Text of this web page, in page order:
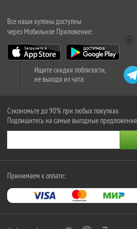
Все наши купоны доступны
через Мобильное Приложение:
Ищите скидки поблизости,
не выходя из чата:
Сэкономьте до 90% при любых покупках
Подпишитесь на самые выгодные предложения
Принимаем к оплате: